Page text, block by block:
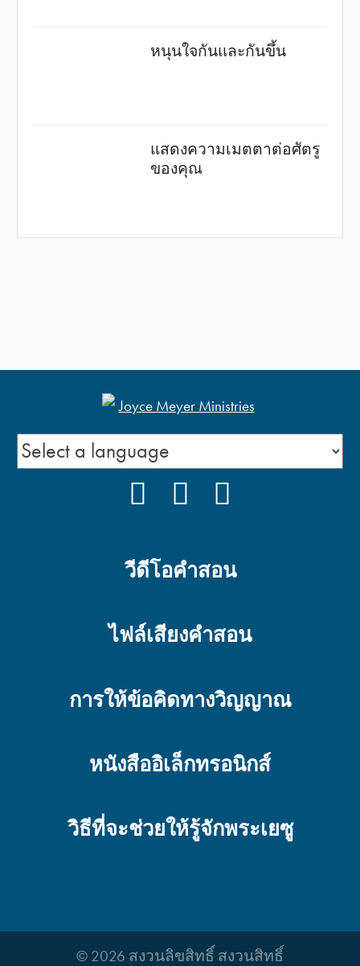
หนุนใจกันและกันขึ้น
แสดงความเมตตาต่อศัตรู
ของคุณ
วีดีโอคำสอน
ไฟล์เสียงคำสอน
การให้ข้อคิดทางวิญญาณ
หนังสืออิเล็กทรอนิกส์
วิธีที่จะช่วยให้รู้จักพระเยซู
© 2026 สงวนลิขสิทธิ์ สงวนสิทธิ์